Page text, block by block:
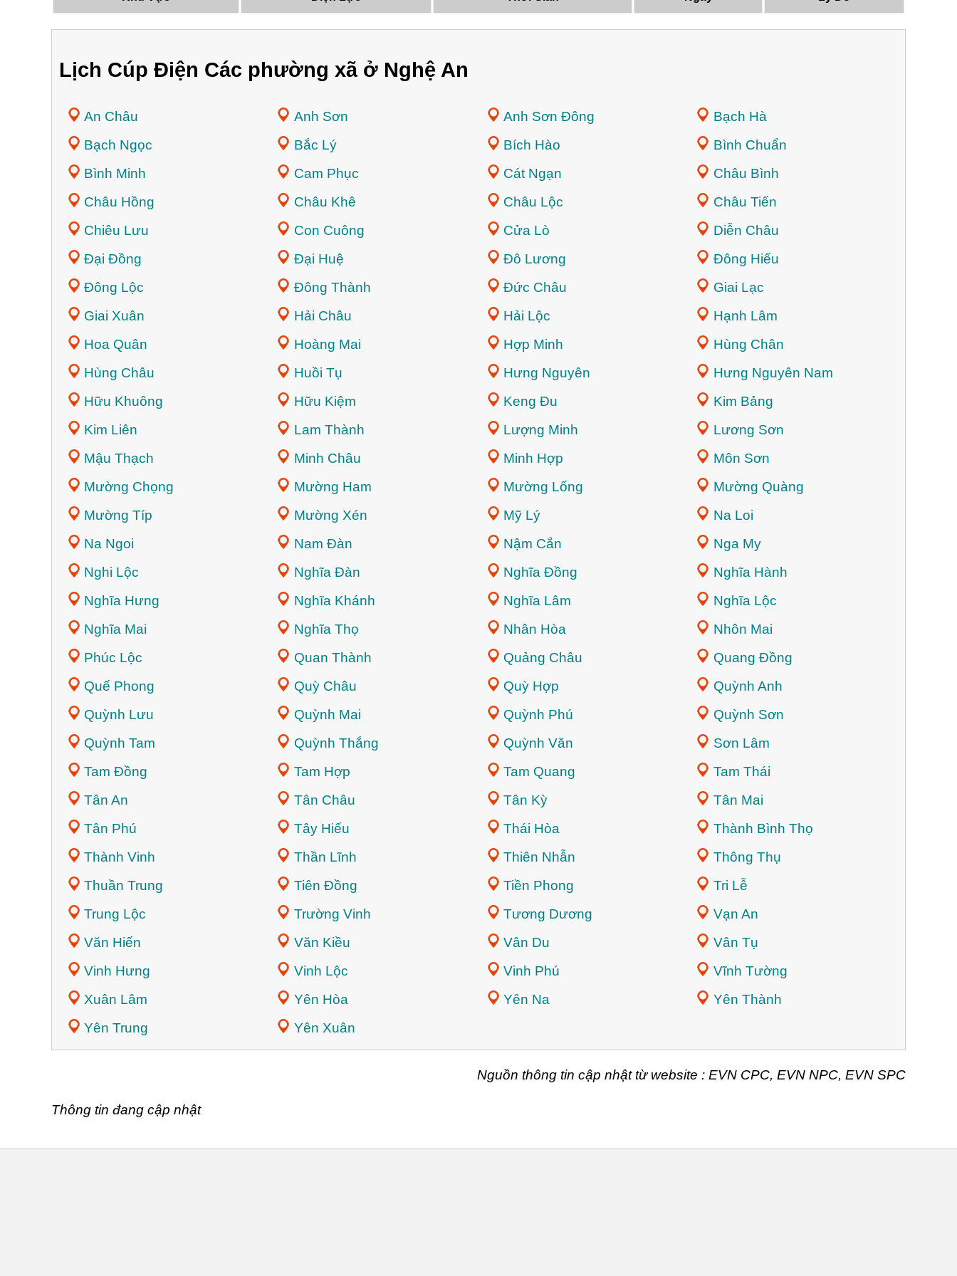
Lịch Cúp Điện Các phường xã ở Nghệ An
An Châu Anh Sơn Anh Sơn Đông
Bạch Hà
Bạch Ngọc
Bắc Lý Bích Hào
Bình Chuẩn
Bình Minh
Cam Phục Cát Ngạn
Châu Bình
Châu Hồng
Châu Khê Châu Lộc
Châu Tiến
Chiêu Lưu
Con Cuông Cửa Lò
Diễn Châu
Đại Đồng
Đại Huệ Đô Lương
Đông Hiếu
Đông Lộc
Đông Thành Đức Châu
Giai Lạc
Giai Xuân
Hải Châu Hải Lộc
Hạnh Lâm
Hoa Quân
Hoàng Mai Hợp Minh
Hùng Chân
Hùng Châu
Huồi Tụ Hưng Nguyên
Hưng Nguyên Nam
Hữu Khuông
Hữu Kiệm Keng Đu
Kim Bảng
Kim Liên
Lam Thành Lượng Minh
Lương Sơn
Mậu Thạch
Minh Châu Minh Hợp
Môn Sơn
Mường Chọng
Mường Ham Mường Lống
Mường Quàng
Mường Típ
Mường Xén Mỹ Lý
Na Loi
Na Ngoi
Nam Đàn Nậm Cắn
Nga My
Nghi Lộc
Nghĩa Đàn Nghĩa Đồng
Nghĩa Hành
Nghĩa Hưng
Nghĩa Khánh Nghĩa Lâm
Nghĩa Lộc
Nghĩa Mai
Nghĩa Thọ Nhân Hòa
Nhôn Mai
Phúc Lộc
Quan Thành Quảng Châu
Quang Đồng
Quế Phong
Quỳ Châu Quỳ Hợp
Quỳnh Anh
Quỳnh Lưu
Quỳnh Mai Quỳnh Phú
Quỳnh Sơn
Quỳnh Tam
Quỳnh Thắng Quỳnh Văn
Sơn Lâm
Tam Đồng
Tam Hợp Tam Quang
Tam Thái
Tân An
Tân Châu Tân Kỳ
Tân Mai
Tân Phú
Tây Hiếu Thái Hòa
Thành Bình Thọ
Thành Vinh
Thần Lĩnh Thiên Nhẫn
Thông Thụ
Thuần Trung
Tiên Đồng Tiền Phong
Tri Lễ
Trung Lộc
Trường Vinh Tương Dương
Vạn An
Văn Hiến
Văn Kiều Vân Du
Vân Tụ
Vinh Hưng
Vinh Lộc Vinh Phú
Vĩnh Tường
Xuân Lâm
Yên Hòa Yên Na
Yên Thành
Yên Trung
Yên Xuân
Nguồn thông tin cập nhật từ website : EVN CPC, EVN NPC, EVN SPC
Thông tin đang cập nhật